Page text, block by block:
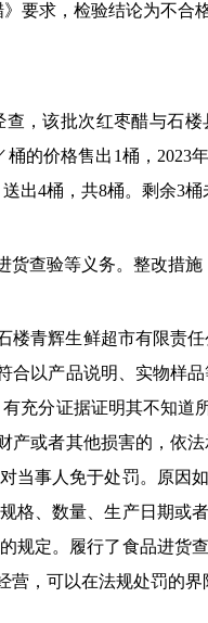
》要求，检验结论为不合格
查，该批次红枣醋与石楼
的价格售出1桶，2023
出4桶，共8桶。剩余3桶
货查验等义务。整改措施
楼青辉生鲜超市有限责
以产品说明、实物样
分证据证明其不知道
或者其他损害的，依
当事人免于处罚。
原因
、数量、生产日期或
规定。履行了食品进货
，可以在法规处罚的界